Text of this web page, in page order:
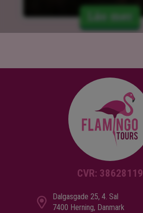
Läs mer
CVR: 38628119
Dalgasgade 25, 4. Sal
7400 Herning, Danmark